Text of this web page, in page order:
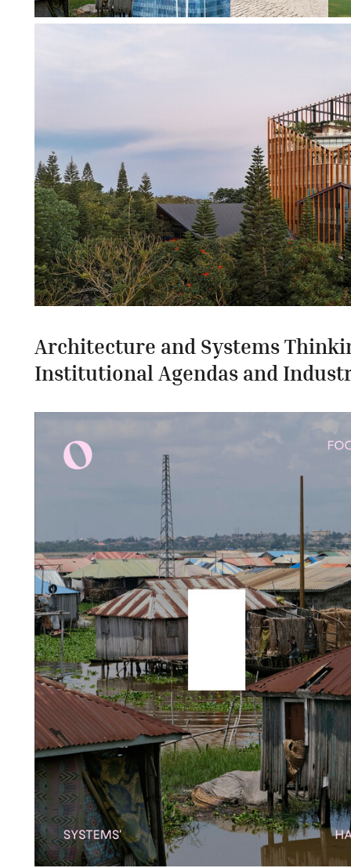
Architecture and Systems
Institutional Agendas and